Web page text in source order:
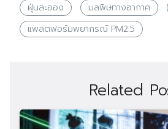
ฝุ่นละออง
มลพิษทางอากาศ
แพลตฟอร์มพยากรณ์ PM2.5
Related